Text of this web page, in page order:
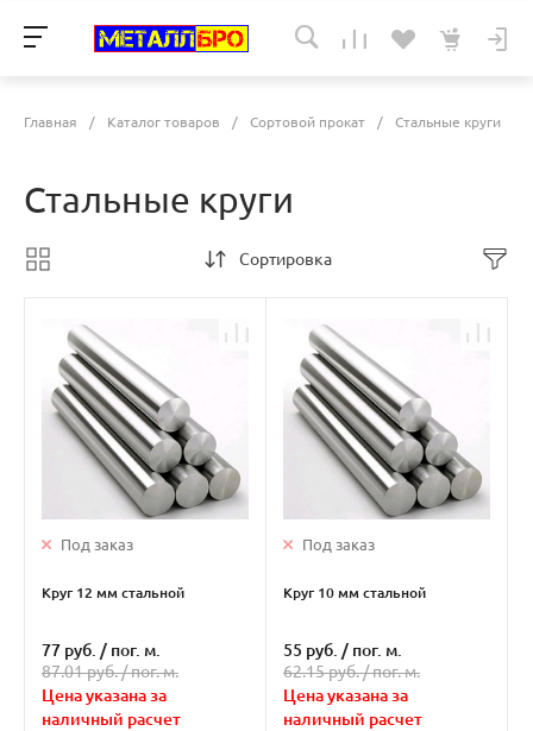
Главная / Каталог товаров / Сортовой прокат / Стальные круги
Стальные круги
Сортировка
Под заказ
Круг 12 мм стальной
77 руб. / пог. м.
87.01 руб. /пог. м.
Цена указана за
наличный расчет
Под заказ
Круг 10 мм стальной
55 руб. / пог. м.
62.15 руб. /пог. м.
Цена указана за
наличный расчет